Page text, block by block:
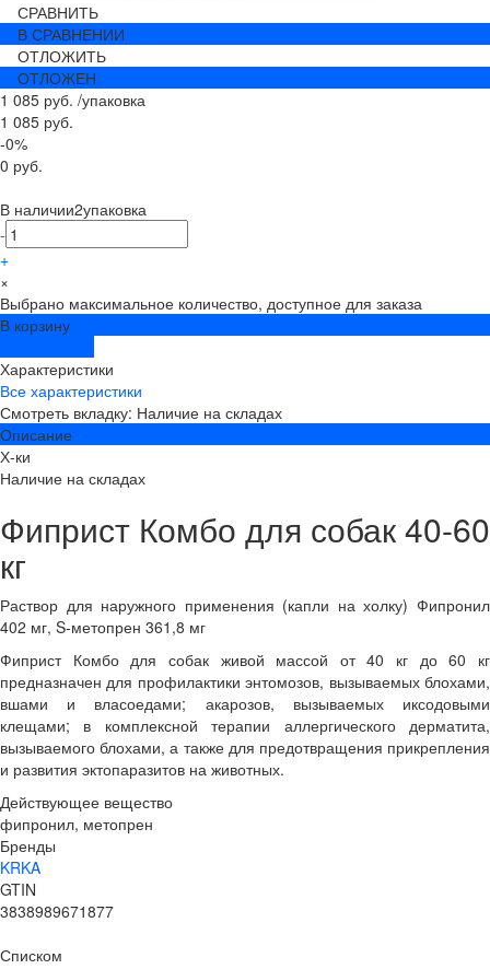
СРАВНИТЬ
В СРАВНЕНИИ
ОТЛОЖИТЬ
ОТЛОЖЕН
1 085 руб. /упаковка
1 085 руб.
-0%
0 руб.
В наличии2упаковка
-
+
×
Выбрано максимальное количество, доступное для заказа
В корзину
Характеристики
Все характеристики
Смотреть вкладку: Наличие на складах
Описание
Х-ки
Наличие на складах
Фиприст Комбо для собак 40-60
кг
Раствор для наружного применения (капли на холку) Фипронил
402 мг, S-метопрен 361,8 мг
Фиприст Комбо для собак живой массой от 40 кг до 60 кг
предназначен для профилактики энтомозов, вызываемых блохами,
вшами и власоедами; акарозов, вызываемых иксодовыми
клещами; в комплексной терапии аллергического дерматита,
вызываемого блохами, а также для предотвращения прикрепления
и развития эктопаразитов на животных.
Действующее вещество
фипронил, метопрен
Бренды
KRKA
GTIN
3838989671877
Списком